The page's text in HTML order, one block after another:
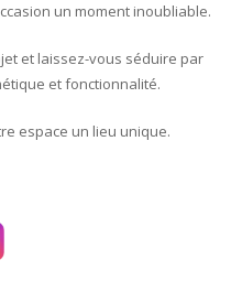
un moment inoubliable.
et laissez-vous séduire par
et fonctionnalité.
espace un lieu unique.